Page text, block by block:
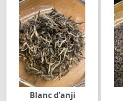
Blanc d'anji